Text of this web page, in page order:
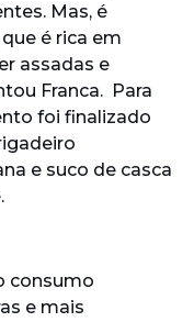
Mas, é
é rica em
assadas e
Franca. Para
foi finalizado
e suco de casca
consumo
e mais